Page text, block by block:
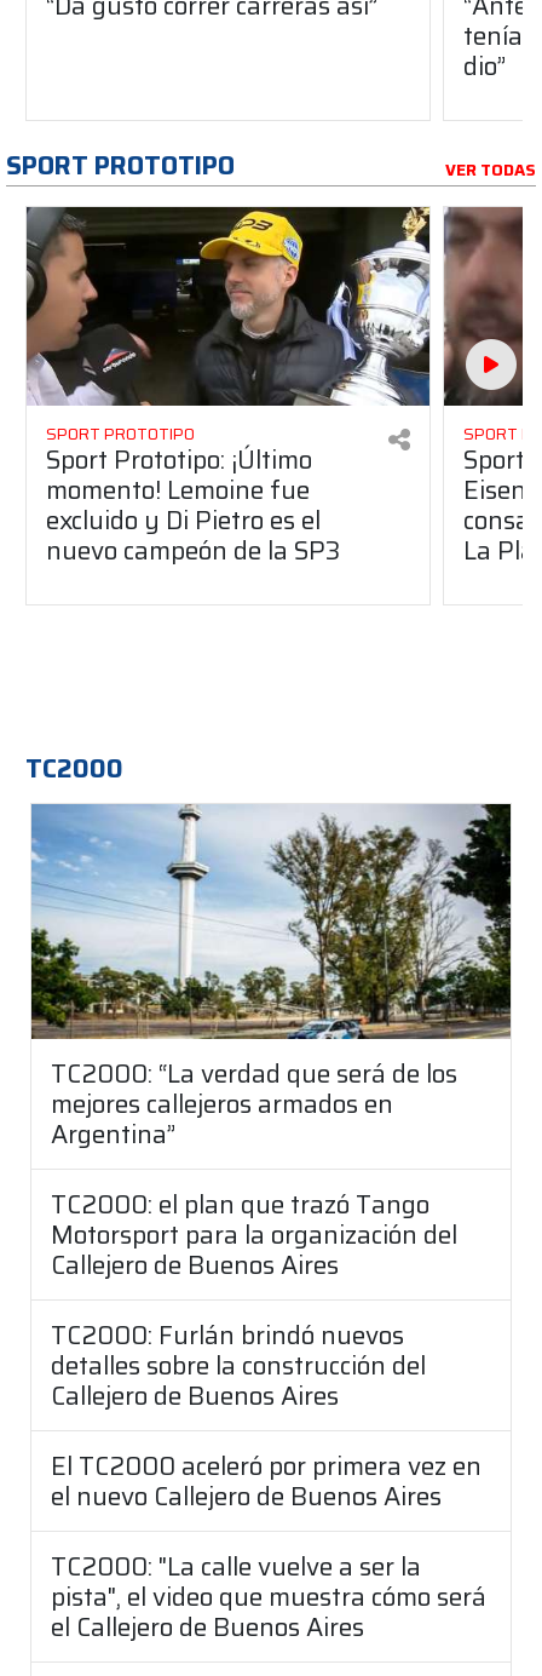
dio”
SPORT PROTOTIPO VER TODAS
SPORT PROTOTIPO
Sport Prototipo: ¡Último
momento! Lemoine fue
excluido y Di Pietro es el
nuevo campeón de la SP3
SPORT
Sport
La
TC2000
TC2000: “La verdad que será de los
mejores callejeros armados en
Argentina”
TC2000: el plan que trazó Tango
Motorsport para la organización del
Callejero de Buenos Aires
TC2000: Furlán brindó nuevos
detalles sobre la construcción del
Callejero de Buenos Aires
El TC2000 aceleró por primera vez en
el nuevo Callejero de Buenos Aires
TC2000: "La calle vuelve a ser la
pista", el video que muestra cómo será
el Callejero de Buenos Aires